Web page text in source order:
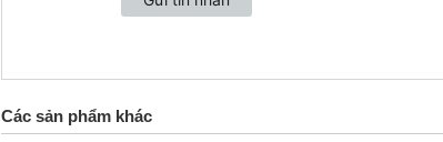
Các sản phẩm khác